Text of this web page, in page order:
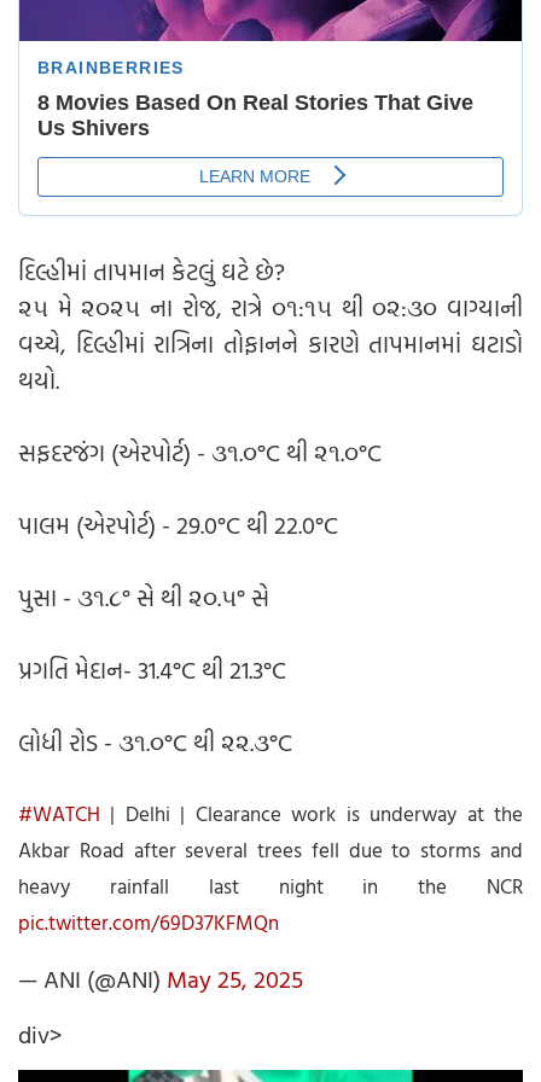
દિલ્હીમાં તાપમાન કેટલું ઘટે છે?
૨૫ મે ૨૦૨૫ ના રોજ, રાત્રે ૦૧:૧૫ થી ૦૨:૩૦ વાગ્યાની
વચ્ચે, દિલ્હીમાં રાત્રિના તોફાનને કારણે તાપમાનમાં ઘટાડો
થયો.
સફદરજંગ (એરપોર્ટ) - ૩૧.૦°C થી ૨૧.૦°C
પાલમ (એરપોર્ટ) - 29.0°C થી 22.0°C
પુસા - ૩૧.૮° સે થી ૨૦.૫° સે
પ્રગતિ મેદાન- 31.4°C થી 21.3°C
લોધી રોડ - ૩૧.૦°C થી ૨૨.૩°C
#WATCH | Delhi | Clearance work is underway at the
Akbar Road after several trees fell due to storms and
heavy rainfall last night in the NCR
pic.twitter.com/69D37KFMQn
— ANI (@ANI) May 25, 2025
div>